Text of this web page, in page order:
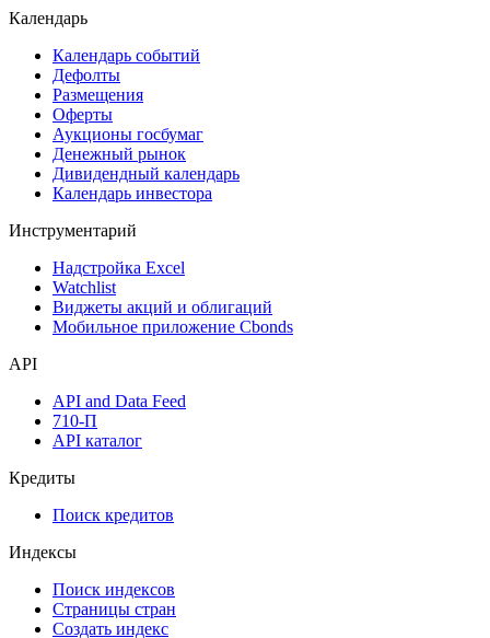
Дивидендный календарь
Календарь
Календарь событий
Дефолты
Размещения
Оферты
Аукционы госбумаг
Денежный рынок
Календарь инвестора
Инструментарий
Надстройка Excel
Мобильное приложение Cbonds
API
API and Data Feed
API каталог
Кредиты
Поиск кредитов
Индексы